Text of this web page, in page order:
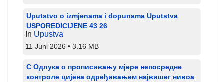
Uputstvo o izmjenama i dopunama Uputstva
USPOREDICIJENE 43 26
In Upustva
11 Juni 2026 3.16 MB
С Одлука о прописивању мјере непосредне
контроле цијена одређивањем највишег нивоа